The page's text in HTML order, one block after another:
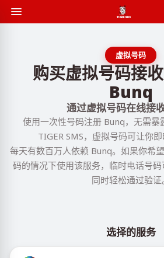
虚拟号码
购买虚拟号码接
Bunq
通过虚拟号码在线接
使用一次性号码注册 Bunq，无需暴
TIGER SMS，虚拟号码可让你即
每天有数百万人依赖 Bunq。如果你希
码的情况下使用该服务，临时电话号
同时轻松通过验证。
选择的服务